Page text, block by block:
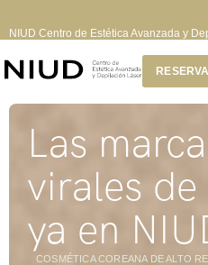
NIUD Centro de Estética Avanzada y
Las
virales
ya en
COSMÉTICA COREANA DE ALTO